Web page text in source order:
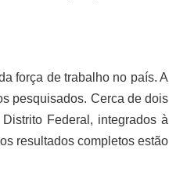
força de trabalho no país. A
pesquisados. Cerca de dois
Federal, integrados à
resultados completos estão